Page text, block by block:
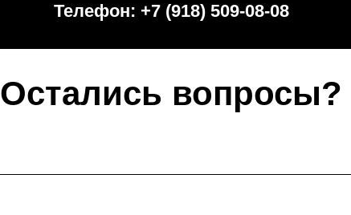
Телефон: +7 (918) 509-08-08
Остались вопросы?